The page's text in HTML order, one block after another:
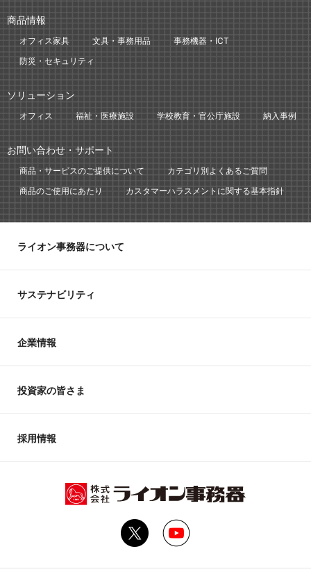
商品情報
オフィス家具 文具・事務用品
事務機器・ICT
防災・セキュリティ
ソリューション
オフィス 福祉・医療施設 学校教育・官公庁施設 納入事例
お問い合わせ・サポート
商品・サービスのご提供について
カテゴリ別よくあるご質問
商品のご使用にあたり
カスタマーハラスメントに関する基本指針
ライオン事務器について
サステナビリティ
企業情報
投資家の皆さま
採用情報